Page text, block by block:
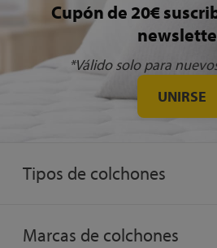
Cupón de 20€
*Válido solo para
UNIRSE
Tipos de colchones
Marcas de colchones